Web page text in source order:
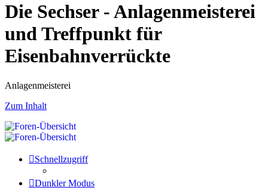
Die Sechser - Anlagenmeisterei
und Treffpunkt für
Eisenbahnverrückte
Anlagenmeisterei
Zum Inhalt
Schnellzugriff
Dunkler Modus